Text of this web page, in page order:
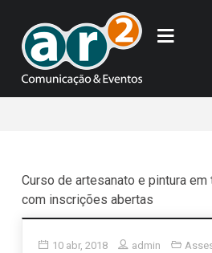
Curso de artesanato e pintura
com inscrições abertas
10 abr, 2018 admin